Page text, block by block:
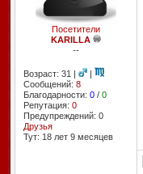
Посетители
KARILLA
--
Возраст: 31 |
|
Сообщений: 8
Благодарности: 0/ 0
Репутация: 0
Предупреждений: 0
Друзья
Тут: 18 лет 9 месяцев